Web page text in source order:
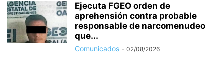
Ejecuta FGEO orden de
aprehensión contra probable
responsable de narcomenudeo
que...
Comunicados - 02/08/2026